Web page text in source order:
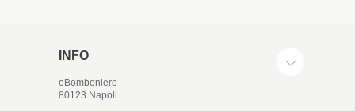
INFO
eBomboniere
80123 Napoli